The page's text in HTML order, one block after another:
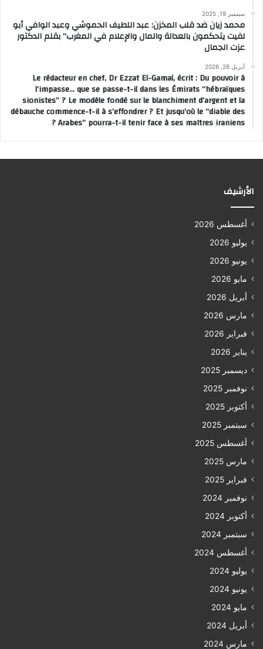
سبتمبر 19, 2025
محمد زيان ضد قلب المخزن: عبد اللطيف الحموشي وعبد الوافي أبو
لفيت يتحكمون بالعدالة والمال والإعلام في المغرب” بقلم الدكتور
عزت الجمال
أبريل 26, 2026
Le rédacteur en chef, Dr Ezzat El-Gamal, écrit : Du pouvoir à
l’impasse… que se passe-t-il dans les Émirats “hébraïques
sionistes” ? Le modèle fondé sur le blanchiment d’argent et la
débauche commence-t-il à s’effondrer ? Et jusqu’où le “diable des
Arabes” pourra-t-il tenir face à ses maîtres iraniens ?
الأرشيف
أغسطس 2026
يوليو 2026
يونيو 2026
مايو 2026
أبريل 2026
مارس 2026
فبراير 2026
يناير 2026
ديسمبر 2025
نوفمبر 2025
أكتوبر 2025
سبتمبر 2025
أغسطس 2025
مارس 2025
فبراير 2025
نوفمبر 2024
أكتوبر 2024
سبتمبر 2024
أغسطس 2024
يوليو 2024
يونيو 2024
مايو 2024
أبريل 2024
مارس 2024